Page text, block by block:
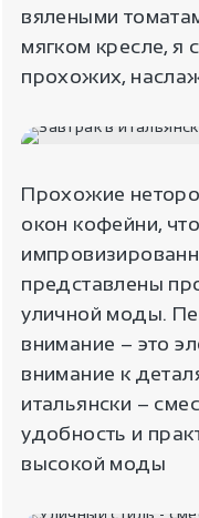
вялеными
мягком кресле, я
прохожих,
Прохожие
окон кофейни,
представлены
уличной моды.
внимание – это
внимание к
итальянски –
удобность и
высокой моды